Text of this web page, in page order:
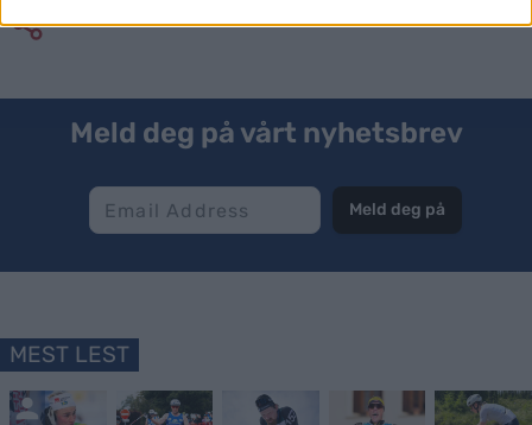
Meld deg på vårt nyhetsbrev
Meld deg på
MEST LEST